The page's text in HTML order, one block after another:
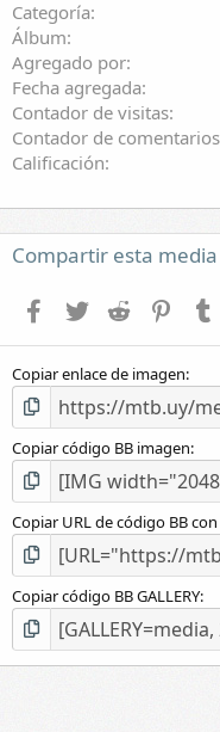
Categoría
Álbum
Agregado por
Fecha agregada
Contador de visitas
Contador de comentarios
Calificación
Compartir esta media
Facebook
Twitter Reddit
Copiar enlace de imagen
Copiar código BB imagen
Copiar URL de código BB
Copiar código BB GALLERY